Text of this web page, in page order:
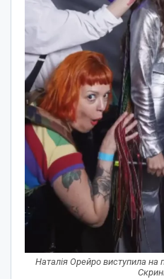
Наталія Орейро виступила на